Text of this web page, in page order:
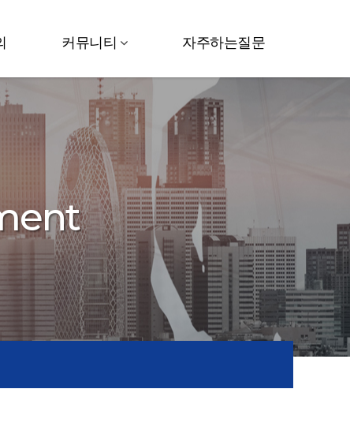
커뮤니티 자주하는질문